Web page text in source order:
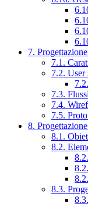
7.
7.1.
7.2. User
7.3.
7.4.
7.5.
8.
8.1.
8.2.
8.3.